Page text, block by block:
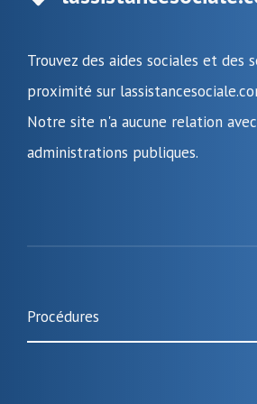
Trouvez des aides sociales et des
proximité sur
Notre site n'a aucune relation
administrations publiques.
Procédures